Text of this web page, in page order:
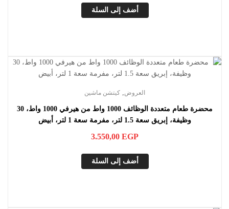
أضف إلى السلة
العروض, كيتشن ماشين
محضرة طعام متعددة الوظائف 1000 واط من هيرفي 1000 واط، 30
وظيفة، إبريق سعة 1.5 لتر، مفرمة سعة 1 لتر، أبيض
3.550,00 EGP
أضف إلى السلة